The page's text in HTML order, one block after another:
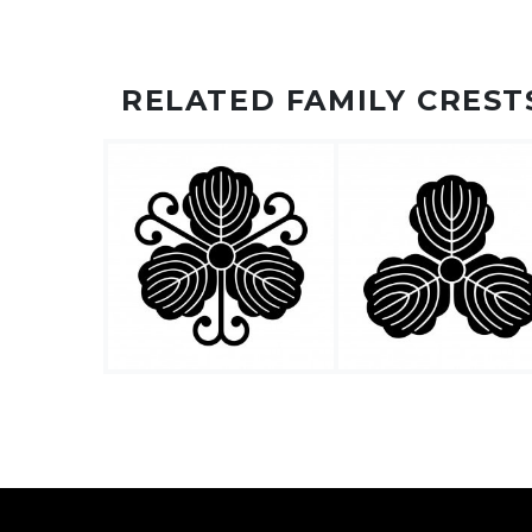
RELATED FAMILY